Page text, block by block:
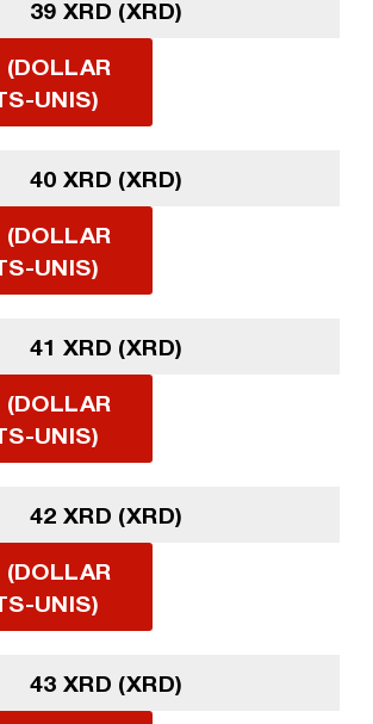
39 XRD (XRD)
(DOLLAR
UNIS)
40 XRD (XRD)
(DOLLAR
UNIS)
41 XRD (XRD)
(DOLLAR
UNIS)
42 XRD (XRD)
(DOLLAR
UNIS)
43 XRD (XRD)